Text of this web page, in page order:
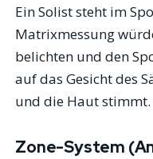
Ein Solist steht im
Matrixmessung
belichten und den
auf das Gesicht des
und die Haut stimmt.
Zone-System